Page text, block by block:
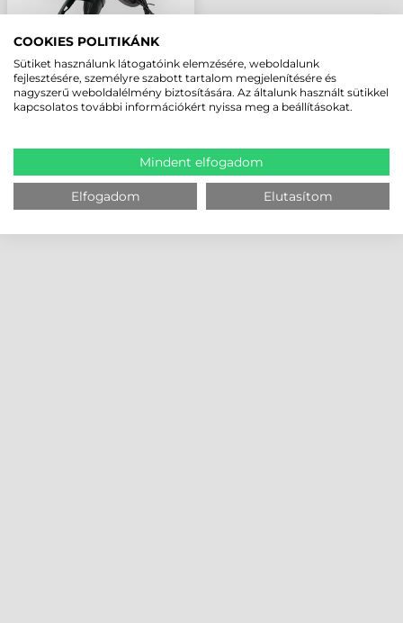
COOKIES POLITIKÁNK
Sütiket használunk látogatóink elemzésére, weboldalunk
fejlesztésére, személyre szabott tartalom megjelenítésére és
nagyszerű weboldalélmény biztosítására. Az általunk használt sütikkel
kapcsolatos további információkért nyissa meg a beállításokat.
Mindent elfogadom
Elfogadom Elutasítom